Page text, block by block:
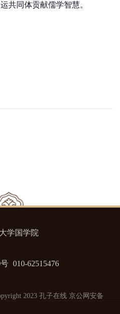
共同体贡献儒学智慧。
学国学院
010-62515476
2023 孔子在线 京公网安备